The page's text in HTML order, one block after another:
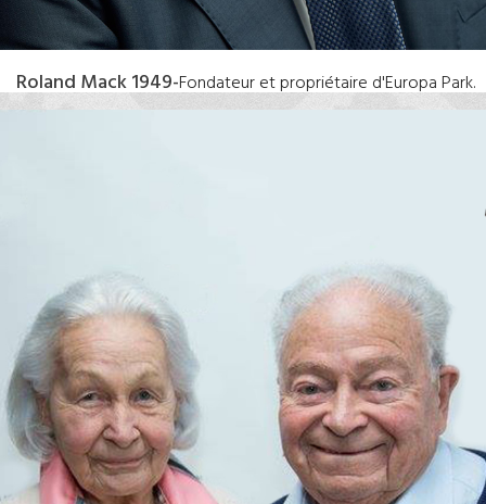
Roland Mack 1949-Fondateur et propriétaire d'Europa Park.
Nommé en 2006